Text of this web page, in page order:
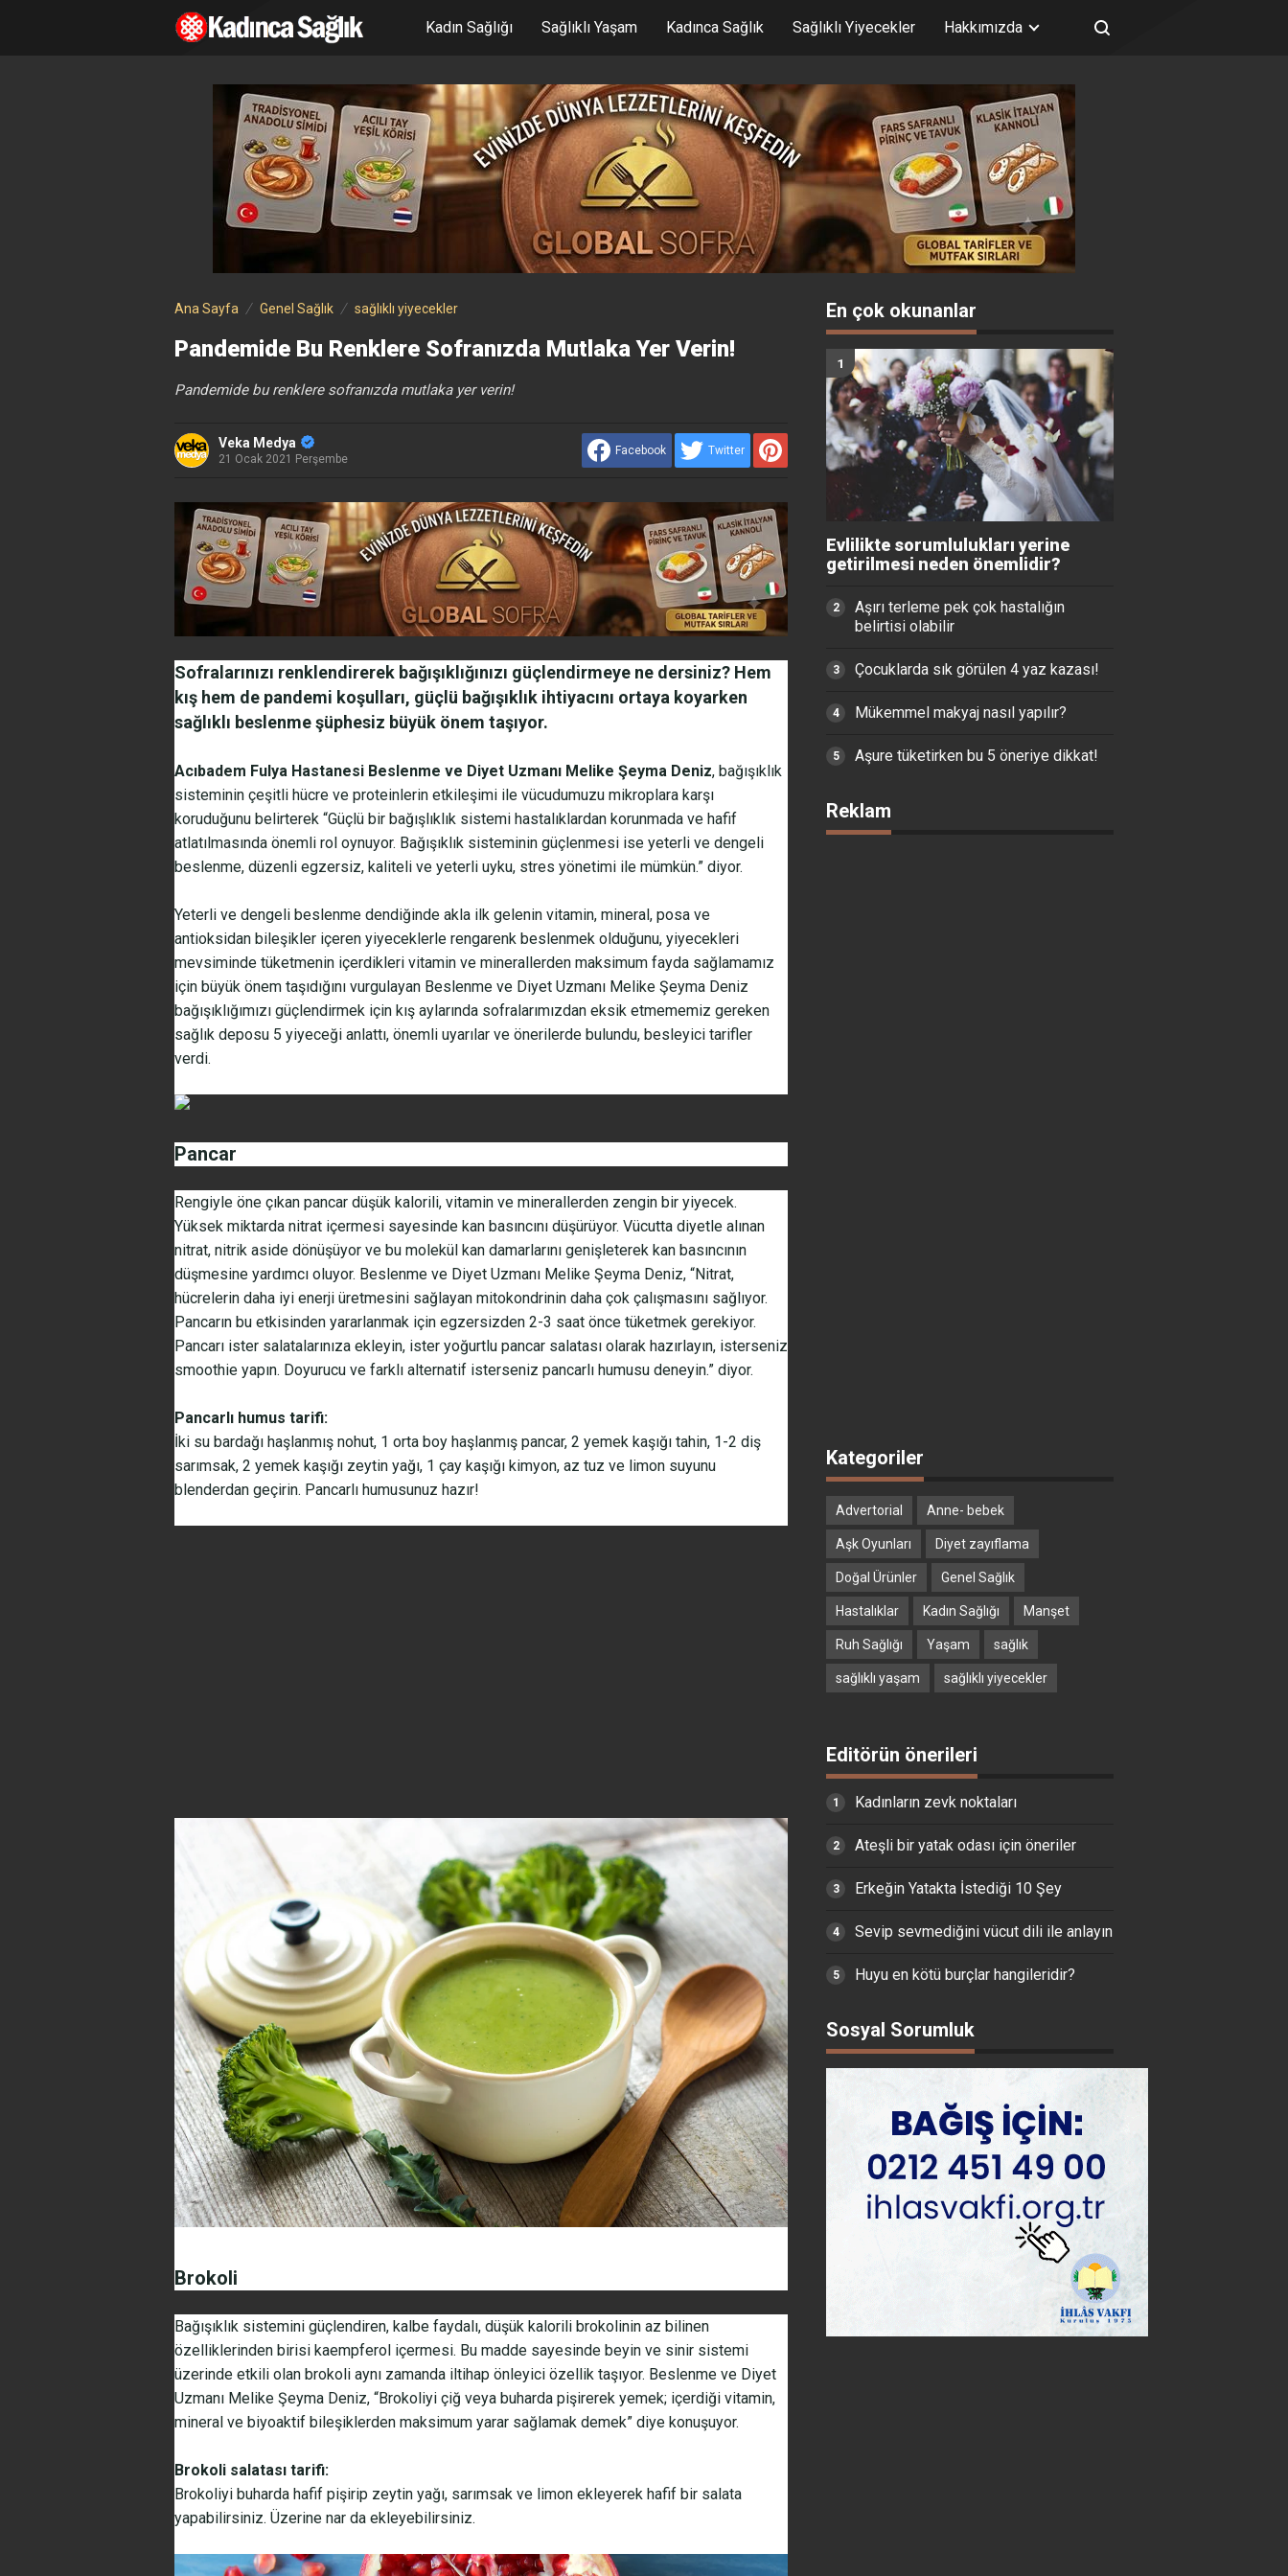
Kadın Sağlığı Sağlıklı Yaşam Kadınca Sağlık Sağlıklı Yiyecekler Hakkımızda
Ana Sayfa Genel Sağlık sağlıklı yiyecekler
Pandemide Bu Renklere Sofranızda Mutlaka Yer Verin!
Pandemide bu renklere sofranızda mutlaka yer verin!
Veka Medya
21 Ocak 2021 Perşembe
Facebook Twitter
Sofralarınızı renklendirerek bağışıklığınızı güçlendirmeye ne dersiniz? Hem
kış hem de pandemi koşulları, güçlü bağışıklık ihtiyacını ortaya koyarken
sağlıklı beslenme şüphesiz büyük önem taşıyor.
Acıbadem Fulya Hastanesi Beslenme ve Diyet Uzmanı Melike Şeyma Deniz, bağışıklık
sisteminin çeşitli hücre ve proteinlerin etkileşimi ile vücudumuzu mikroplara karşı
koruduğunu belirterek “Güçlü bir bağışlıklık sistemi hastalıklardan korunmada ve hafif
atlatılmasında önemli rol oynuyor. Bağışıklık sisteminin güçlenmesi ise yeterli ve dengeli
beslenme, düzenli egzersiz, kaliteli ve yeterli uyku, stres yönetimi ile mümkün.” diyor.
Yeterli ve dengeli beslenme dendiğinde akla ilk gelenin vitamin, mineral, posa ve
antioksidan bileşikler içeren yiyeceklerle rengarenk beslenmek olduğunu, yiyecekleri
mevsiminde tüketmenin içerdikleri vitamin ve minerallerden maksimum fayda sağlamamız
için büyük önem taşıdığını vurgulayan Beslenme ve Diyet Uzmanı Melike Şeyma Deniz
bağışıklığımızı güçlendirmek için kış aylarında sofralarımızdan eksik etmememiz gereken
sağlık deposu 5 yiyeceği anlattı, önemli uyarılar ve önerilerde bulundu, besleyici tarifler
verdi.
Pancar
Rengiyle öne çıkan pancar düşük kalorili, vitamin ve minerallerden zengin bir yiyecek.
Yüksek miktarda nitrat içermesi sayesinde kan basıncını düşürüyor. Vücutta diyetle alınan
nitrat, nitrik aside dönüşüyor ve bu molekül kan damarlarını genişleterek kan basıncının
düşmesine yardımcı oluyor. Beslenme ve Diyet Uzmanı Melike Şeyma Deniz, “Nitrat,
hücrelerin daha iyi enerji üretmesini sağlayan mitokondrinin daha çok çalışmasını sağlıyor.
Pancarın bu etkisinden yararlanmak için egzersizden 2-3 saat önce tüketmek gerekiyor.
Pancarı ister salatalarınıza ekleyin, ister yoğurtlu pancar salatası olarak hazırlayın, isterseniz
smoothie yapın. Doyurucu ve farklı alternatif isterseniz pancarlı humusu deneyin.” diyor.
Pancarlı humus tarifi:
İki su bardağı haşlanmış nohut, 1 orta boy haşlanmış pancar, 2 yemek kaşığı tahin, 1-2 diş
sarımsak, 2 yemek kaşığı zeytin yağı, 1 çay kaşığı kimyon, az tuz ve limon suyunu
blenderdan geçirin. Pancarlı humusunuz hazır!
Brokoli
Bağışıklık sistemini güçlendiren, kalbe faydalı, düşük kalorili brokolinin az bilinen
özelliklerinden birisi kaempferol içermesi. Bu madde sayesinde beyin ve sinir sistemi
üzerinde etkili olan brokoli aynı zamanda iltihap önleyici özellik taşıyor. Beslenme ve Diyet
Uzmanı Melike Şeyma Deniz, “Brokoliyi çiğ veya buharda pişirerek yemek; içerdiği vitamin,
mineral ve biyoaktif bileşiklerden maksimum yarar sağlamak demek” diye konuşuyor.
Brokoli salatası tarifi:
Brokoliyi buharda hafif pişirip zeytin yağı, sarımsak ve limon ekleyerek hafif bir salata
yapabilirsiniz. Üzerine nar da ekleyebilirsiniz.
En çok okunanlar
Evlilikte sorumlulukları yerine
getirilmesi neden önemlidir?
Aşırı terleme pek çok hastalığın
belirtisi olabilir
Çocuklarda sık görülen 4 yaz kazası!
Mükemmel makyaj nasıl yapılır?
Aşure tüketirken bu 5 öneriye dikkat!
Reklam
Kategoriler
Advertorial Anne- bebek
Aşk Oyunları Diyet zayıflama
Doğal Ürünler Genel Sağlık
Hastalıklar Kadın Sağlığı Manşet
Ruh Sağlığı Yaşam sağlık
sağlıklı yaşam sağlıklı yiyecekler
Editörün önerileri
Kadınların zevk noktaları
Ateşli bir yatak odası için öneriler
Erkeğin Yatakta İstediği 10 Şey
Sevip sevmediğini vücut dili ile anlayın
Huyu en kötü burçlar hangileridir?
Sosyal Sorumluk